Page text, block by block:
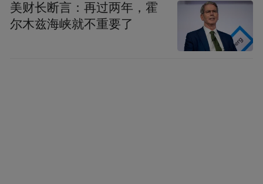
美财长断言：再过两年，霍
尔木兹海峡就不重要了